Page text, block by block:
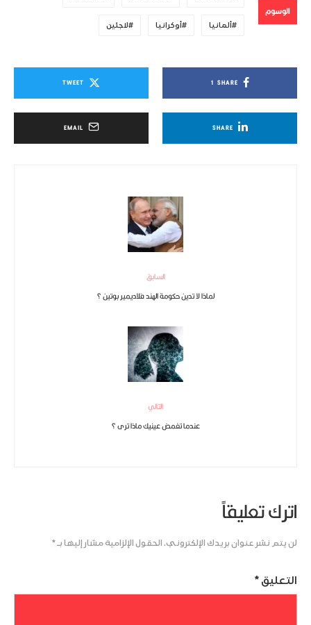
الوسوم
ألمانيا أوكرانيا لاجئين
SHARE
1
TWEET
SHARE
EMAIL
السابق
لماذا لا تدين حكومة الهند فلاديمير بوتين ؟
التالي
عندما تغمض عينيك ماذا ترى ؟
اترك تعليقاً
لن يتم نشر عنوان بريدك الإلكتروني. الحقول الإلزامية مشار إليها بـ*
التعليق *